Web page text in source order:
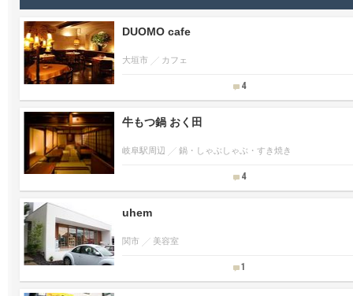
DUOMO cafe
大垣市 カフェ
4
牛もつ鍋 おく田
岐阜駅周辺 鍋・しゃぶしゃぶ・すき焼き
4
uhem
関市 美容室
1